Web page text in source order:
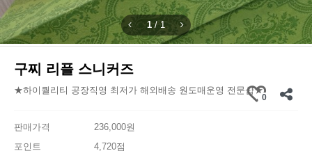
1 /1
구찌 리플 스니커즈
★하이퀄리티 공장직영 최저가 해외배송 원도매운영 전문샵★
0
판매가격
236,000원
포인트
4,720점